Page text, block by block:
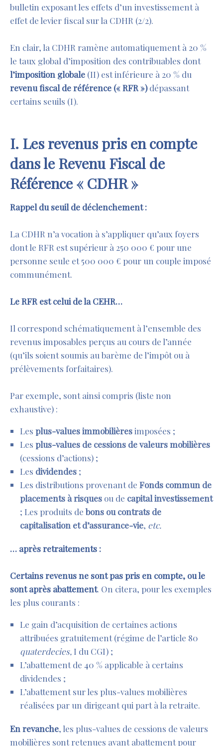
bulletin exposant les effets d’un investissement à
effet de levier fiscal sur la CDHR (2/2).
En clair, la CDHR ramène automatiquement à 20 %
le taux global d’imposition des contribuables dont
l’imposition globale (II) est inférieure à 20 % du
revenu fiscal de référence (« RFR »)dépassant
certains seuils (I).
I. Les revenus pris en compte
dans le Revenu Fiscal de
Référence « CDHR »
Rappel du seuil de déclenchement :
La CDHR n’a vocation à s’appliquer qu’aux foyers
dont le RFR est supérieur à 250 000 € pour une
personne seule et 500 000 € pour un couple imposé
communément.
Le RFR est celui de la CEHR…
Il correspond schématiquement à l’ensemble des
revenus imposables perçus au cours de l’année
(qu’ils soient soumis au barème de l’impôt ou à
prélèvements forfaitaires).
Par exemple, sont ainsi compris (liste non
exhaustive) :
Les plus-values immobilièresimposées ;
Les plus-values de cessions de valeurs mobilières
(cessions d’actions) ;
Les dividendes ;
Les distributions provenant de Fonds commun de
placements à risques ou de capital investissement
; Les produits debons ou contrats de
capitalisation et d’assurance-vie, etc.
… après retraitements :
Certains revenus ne sont pas pris en compte, ou le
sont après abattement. On citera, pour les exemples
les plus courants :
Le gain d’acquisition de certaines actions
attribuées gratuitement (régime de l’article 80
quaterdecies, I du CGI) ;
L’abattement de 40 % applicable à certains
dividendes ;
L’abattement sur les plus-values mobilières
réalisées par un dirigeant qui part à la retraite.
En revanche, les plus-values de cessions de valeurs
mobilières sont retenues avant abattement pour